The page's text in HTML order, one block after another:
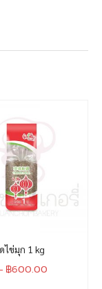
ไข่มุก 1 kg
฿600.00